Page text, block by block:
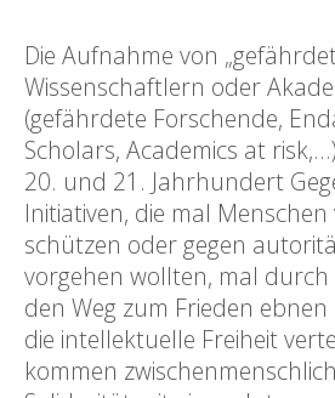
Die Aufnahme von
Wissenschaftlern oder
(gefährdete Forschende,
Scholars, Academics at
20. und 21. Jahrhundert
Initiativen, die mal
schützen oder gegen
vorgehen wollten, mal durch
den Weg zum Frieden
die intellektuelle Freiheit
kommen